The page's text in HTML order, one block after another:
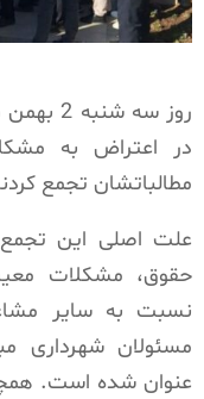
روز سه
در اعتراض به
مطالباتشان تجمع
علت اصلی این
حقوق، مشکلات
نسبت به سایر
مسئولان شهرداری
عنوان شده است.